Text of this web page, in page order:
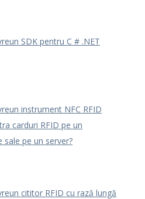
SDK pentru C # .NET
instrument NFC RFID
carduri RFID pe un
pe un server?
cititor RFID cu rază lungă